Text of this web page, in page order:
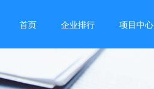
首页 企业排行 项目中心